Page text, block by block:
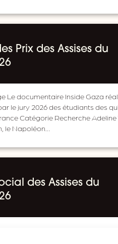
Prix des Assises du
Le documentaire Inside Gaza
le jury 2026 des étudiants des
Catégorie Recherche
le Napoléon…
des Assises du